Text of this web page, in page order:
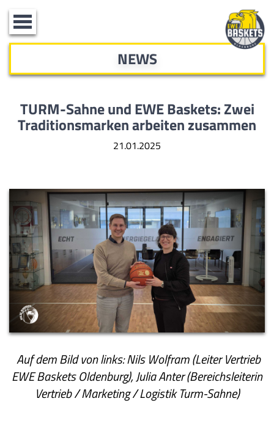
Toggle
navigation
NEWS
TURM-Sahne und EWE Baskets: Zwei
Traditionsmarken arbeiten zusammen
21.01.2025
Auf dem Bild von links: Nils Wolfram (Leiter Vertrieb
EWE Baskets Oldenburg), Julia Anter (Bereichsleiterin
Vertrieb / Marketing / Logistik Turm-Sahne)